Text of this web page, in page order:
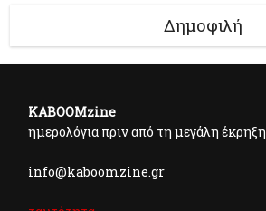
Δημοφιλή
KABOOMzine
ημερολόγια πριν από τη μεγάλη έκρηξη
info@kaboomzine.gr